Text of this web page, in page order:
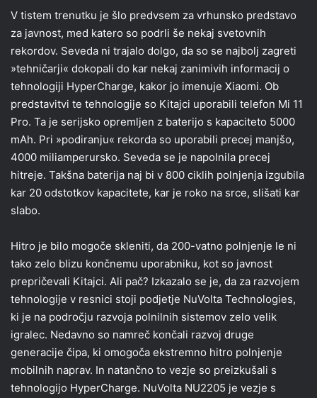
V tistem trenutku je šlo predvsem za vrhunsko predstavo
za javnost, med katero so podrli še nekaj svetovnih
rekordov. Seveda ni trajalo dolgo, da so se najbolj zagreti
»tehničarji« dokopali do kar nekaj zanimivih informacij o
tehnologiji HyperCharge, kakor jo imenuje Xiaomi. Ob
predstavitvi te tehnologije so Kitajci uporabili telefon Mi 11
Pro. Ta je serijsko opremljen z baterijo s kapaciteto 5000
mAh. Pri »podiranju« rekorda so uporabili precej manjšo,
4000 miliamperursko. Seveda se je napolnila precej
hitreje. Takšna baterija naj bi v 800 ciklih polnjenja izgubila
kar 20 odstotkov kapacitete, kar je roko na srce, slišati kar
slabo.
Hitro je bilo mogoče skleniti, da 200-vatno polnjenje le ni
tako zelo blizu končnemu uporabniku, kot so javnost
prepričevali Kitajci. Ali pač? Izkazalo se je, da za razvojem
tehnologije v resnici stoji podjetje NuVolta Technologies,
ki je na področju razvoja polnilnih sistemov zelo velik
igralec. Nedavno so namreč končali razvoj druge
generacije čipa, ki omogoča ekstremno hitro polnjenje
mobilnih naprav. In natančno to vezje so preizkušali s
tehnologijo HyperCharge. NuVolta NU2205 je vezje s